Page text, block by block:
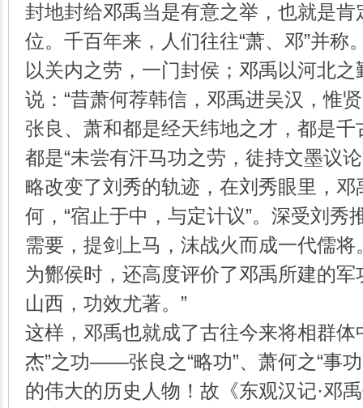
封地封给邓禹当是有意之举，也就是
位。千百年来，人们往往“萧、邓”并称
以关内之劳，一门封侯；邓禹以河北之
说：“昔萧何荐韩信，邓禹进吴汉，惟
张良、萧和都是经天纬地之才，都是千
都是“未尝有汗马功之劳，徒持文墨议
略改变了刘秀的轨迹，在刘秀眼里，
何，“宿止于中，与定计议”。深受刘秀
需要，提剑上马，沫战火而成一代儒
为酂侯时，还高度评价了邓禹所建的军
山西，功效尤著。”
这样，邓禹也就成了古往今来将相群体
杰”之功——张良之“略功”、萧何之“事功
的伟大的历史人物！故《东观汉记·邓